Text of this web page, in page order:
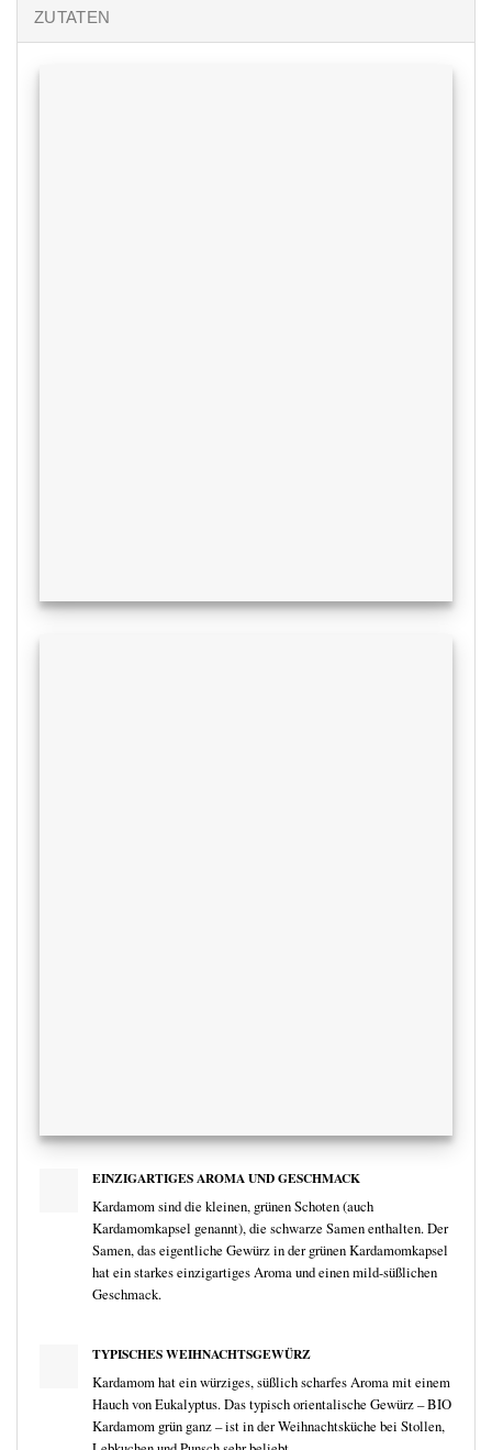
ZUTATEN
EINZIGARTIGES AROMA UND GESCHMACK
Kardamom sind die kleinen, grünen Schoten (auch
Kardamomkapsel genannt), die schwarze Samen enthalten. Der
Samen, das eigentliche Gewürz in der grünen Kardamomkapsel
hat ein starkes einzigartiges Aroma und einen mild-süßlichen
Geschmack.
TYPISCHES WEIHNACHTSGEWÜRZ
Kardamom hat ein würziges, süßlich scharfes Aroma mit einem
Hauch von Eukalyptus. Das typisch orientalische Gewürz – BIO
Kardamom grün ganz – ist in der Weihnachtsküche bei Stollen,